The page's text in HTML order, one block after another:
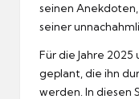
seinen
seiner
Für die Jahre
geplant, die ihn
werden. In diesen